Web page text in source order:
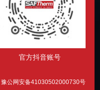
官方抖音账号
豫公网安备41030502000730号